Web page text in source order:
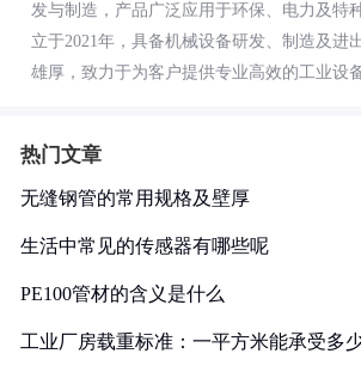
发与制造，产品广泛应用于环保、电力及特
立于2021年，具备机械设备研发、制造及进
雄厚，致力于为客户提供专业高效的工业设
热门文章
无缝钢管的常用规格及壁厚
生活中常见的传感器有哪些呢
PE100管材的含义是什么
工业厂房载重标准：一平方米能承受多